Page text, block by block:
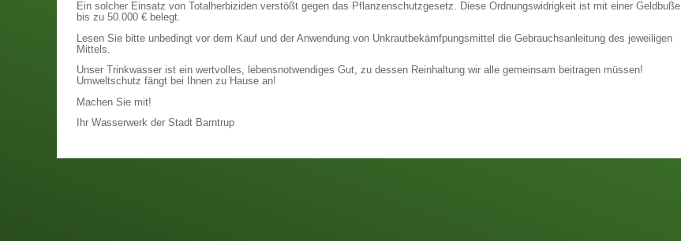
Ein solcher Einsatz von Totalherbiziden verstößt gegen das Pflanzenschutzgesetz. Diese Ordnungswidrigkeit ist mit einer Geldbuße
bis zu 50.000 € belegt.
Lesen Sie bitte unbedingt vor dem Kauf und der Anwendung von Unkrautbekämfpungsmittel die Gebrauchsanleitung des jeweiligen
Mittels.
Unser Trinkwasser ist ein wertvolles, lebensnotwendiges Gut, zu dessen Reinhaltung wir alle gemeinsam beitragen müssen!
Umweltschutz fängt bei Ihnen zu Hause an!
Machen Sie mit!
Ihr Wasserwerk der Stadt Barntrup